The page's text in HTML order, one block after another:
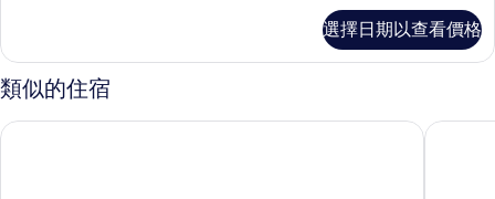
床
的
所
有
房,
2
張
人
選擇日期以查看價格
類似的住宿
貝爾法斯特 Leonardo 飯店 貝爾法